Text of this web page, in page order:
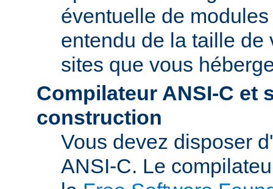
éventuelle de
entendu de la taille de
sites que vous
Compilateur ANSI-C et
construction
Vous devez disposer
ANSI-C. Le